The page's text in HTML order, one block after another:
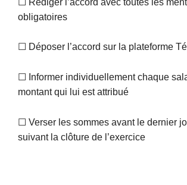
obligatoires
☐ Déposer l’accord sur la plateforme
☐ Informer individuellement chaque
montant qui lui est attribué
☐ Verser les sommes avant le dernier
suivant la clôture de l’exercice